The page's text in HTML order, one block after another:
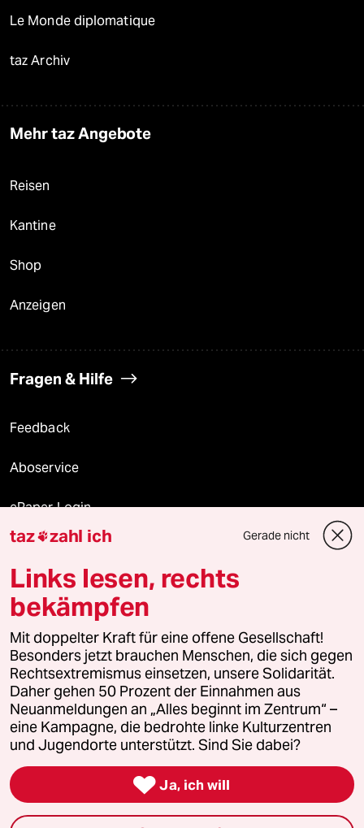
Le Monde diplomatique
taz Archiv
Mehr taz Angebote
Reisen
Kantine
Shop
Anzeigen
Fragen & Hilfe
Feedback
Aboservice
ePaper Login
Downloads für Abonnierende
© 2026 taz Verlags und Vertriebs GmbH
Alle Rechte vorbehalten. Bei rechtlichen Fragen oder für Genehmigungen
wenden Sie sich bitte an
lizenzen@taz.de
Feedback Redaktionsstatut Kommune-Richtlinien
Leitlinie Informant Datenschutz Impressum AGB
Seitenwende Einwilligungen widerrufen (Ads)
taz zahl ich Gerade nicht
Links lesen, rechts
bekämpfen
Mit doppelter Kraft für eine offene Gesellschaft!
Besonders jetzt brauchen Menschen, die sich gegen
Rechtsextremismus einsetzen, unsere Solidarität.
Daher gehen 50 Prozent der Einnahmen aus
Neuanmeldungen an „Alles beginnt im Zentrum“ –
eine Kampagne, die bedrohte linke Kulturzentren
und Jugendorte unterstützt. Sind Sie dabei?
 Ja, ich will